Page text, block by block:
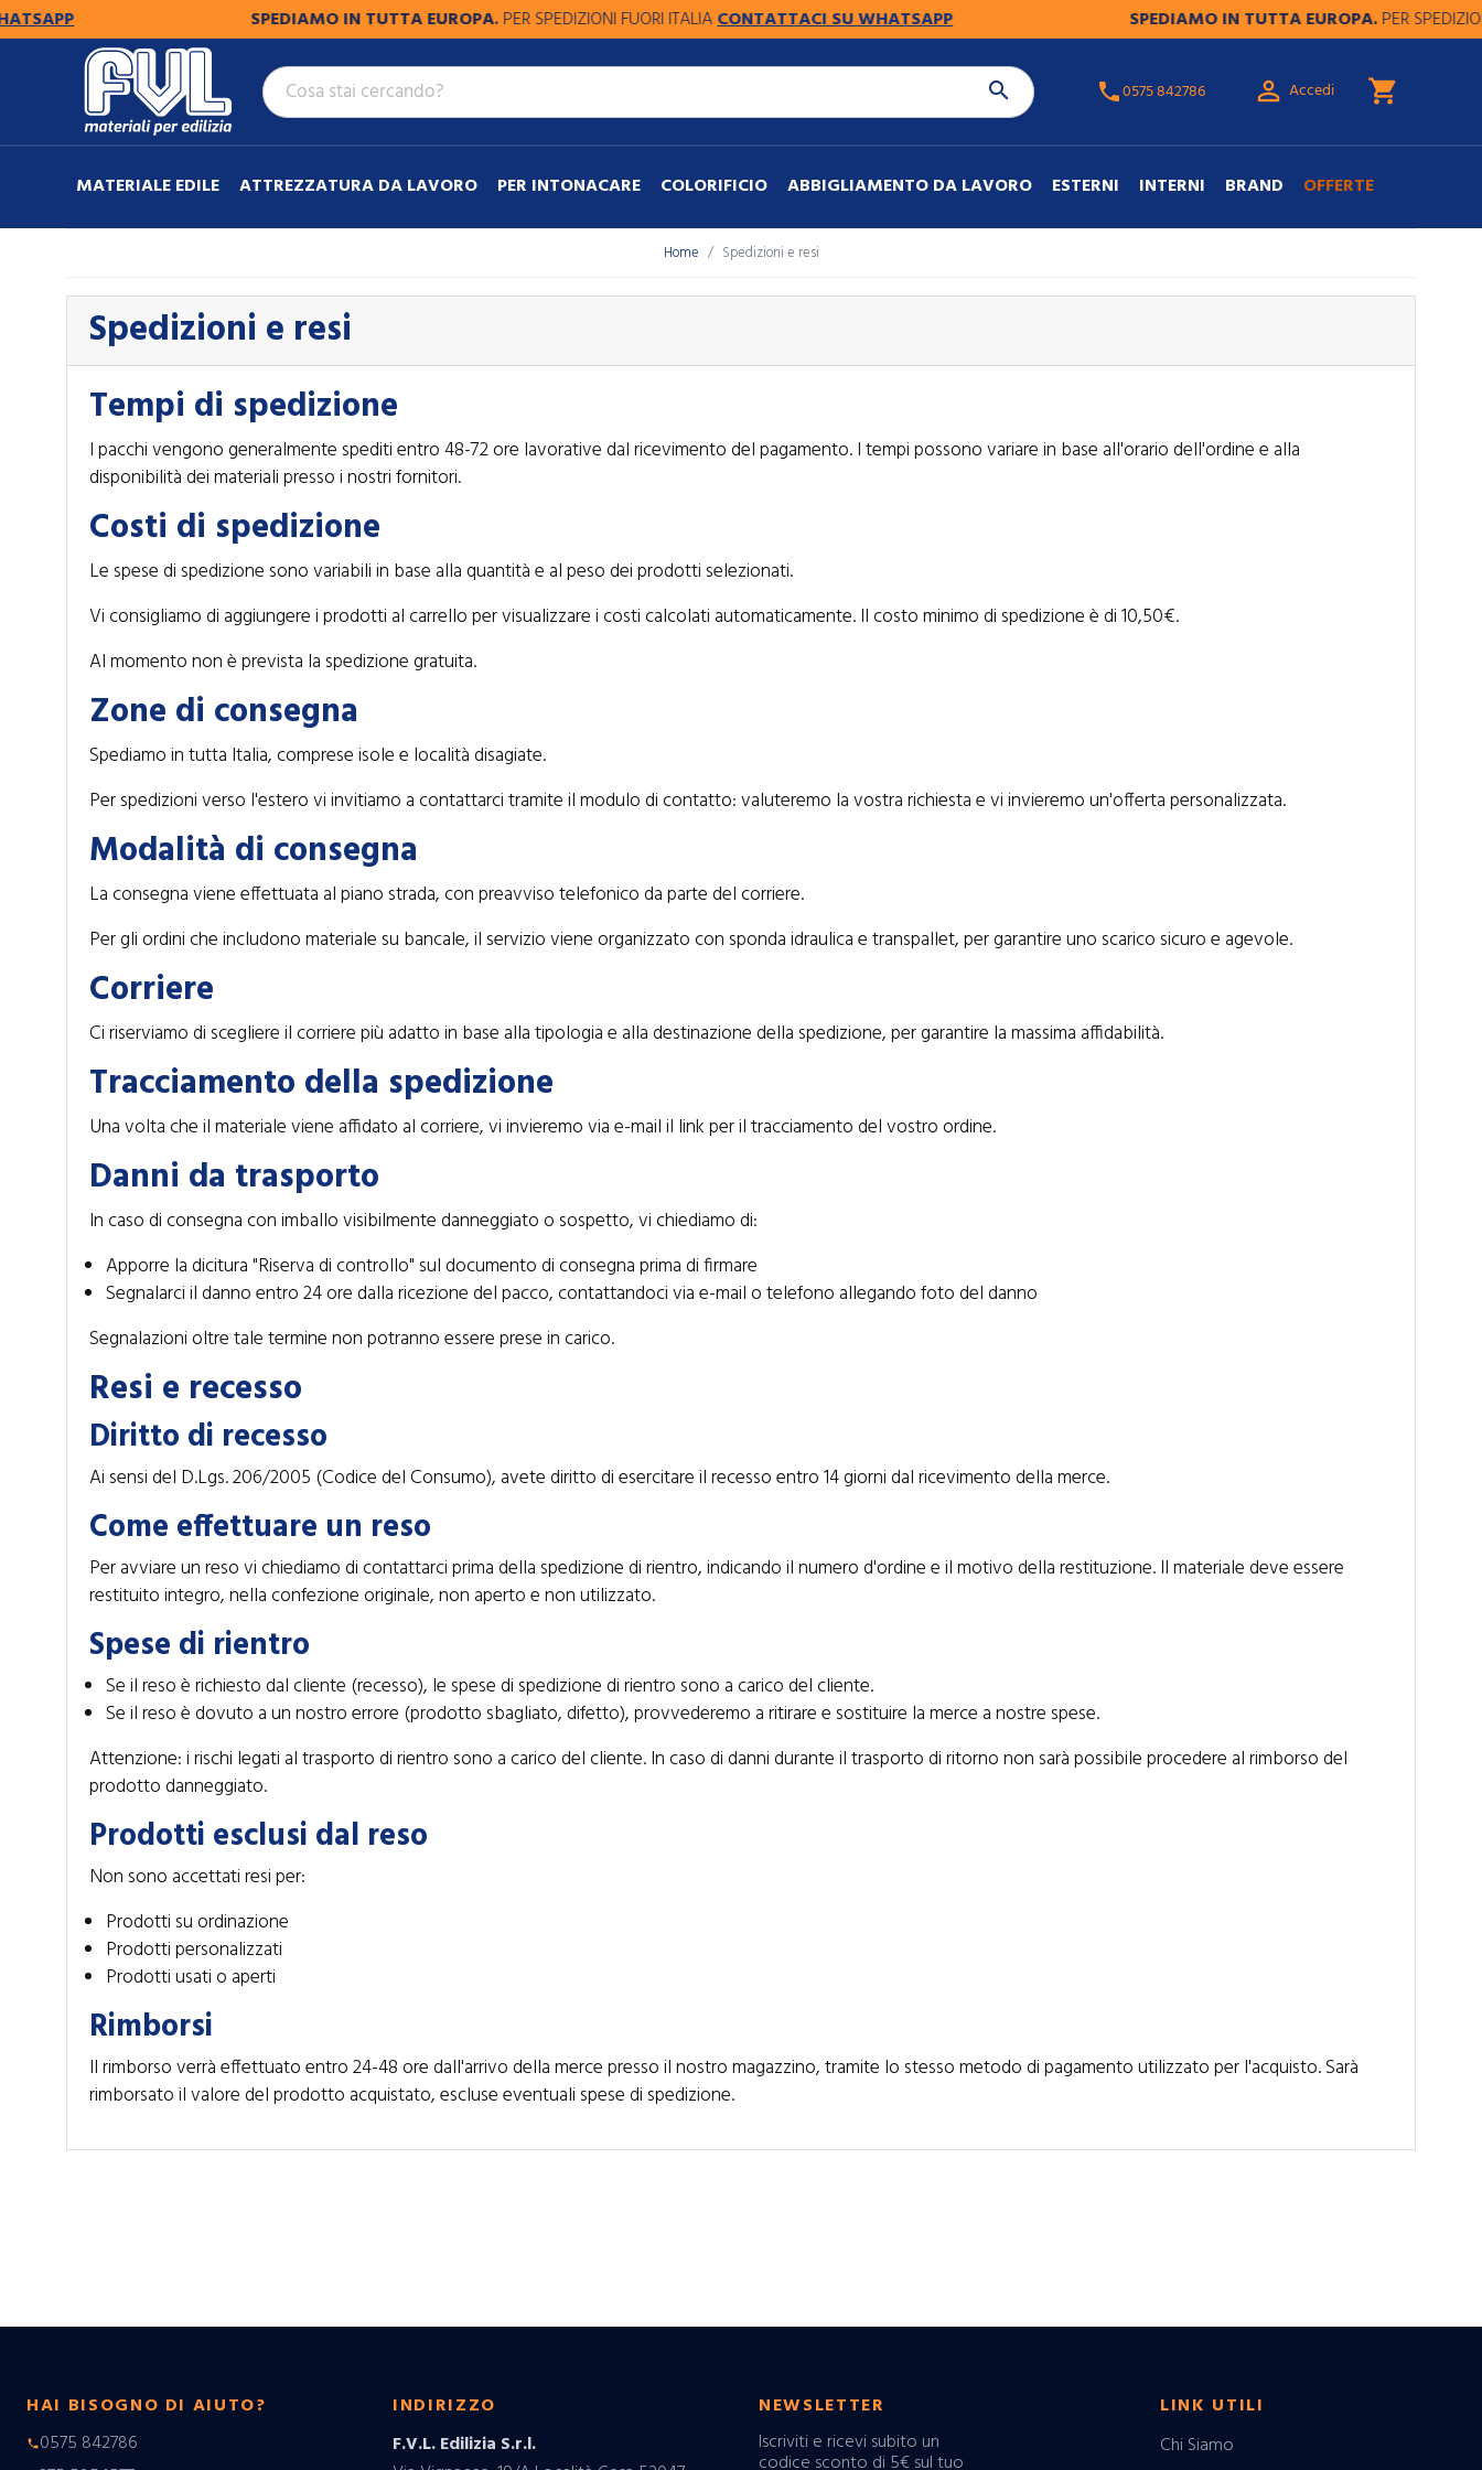
SPEDIAMO IN TUTTA EUROPA.PER SPEDIZIONI FUORI ITALIACONTATTACI SU WHATSAPP SPEDIAMO IN TUTTA EUROPA.PER SPEDIZIONI
 phone0575 842786  Accedi shopping_cart
MATERIALE EDILE ATTREZZATURA DA LAVORO PER INTONACARE COLORIFICIO ABBIGLIAMENTO DA LAVORO ESTERNI INTERNI BRAND OFFERTE
Home Spedizioni e resi
Spedizioni e resi
Tempi di spedizione
I pacchi vengono generalmente spediti entro 48-72 ore lavorative dal ricevimento del pagamento. I tempi possono variare in base all'orario dell'ordine e alla
disponibilità dei materiali presso i nostri fornitori.
Costi di spedizione
Le spese di spedizione sono variabili in base alla quantità e al peso dei prodotti selezionati.
Vi consigliamo di aggiungere i prodotti al carrello per visualizzare i costi calcolati automaticamente. Il costo minimo di spedizione è di 10,50€.
Al momento non è prevista la spedizione gratuita.
Zone di consegna
Spediamo in tutta Italia, comprese isole e località disagiate.
Per spedizioni verso l'estero vi invitiamo a contattarci tramite il modulo di contatto: valuteremo la vostra richiesta e vi invieremo un'offerta personalizzata.
Modalità di consegna
La consegna viene effettuata al piano strada, con preavviso telefonico da parte del corriere.
Per gli ordini che includono materiale su bancale, il servizio viene organizzato con sponda idraulica e transpallet, per garantire uno scarico sicuro e agevole.
Corriere
Ci riserviamo di scegliere il corriere più adatto in base alla tipologia e alla destinazione della spedizione, per garantire la massima affidabilità.
Tracciamento della spedizione
Una volta che il materiale viene affidato al corriere, vi invieremo via e-mail il link per il tracciamento del vostro ordine.
Danni da trasporto
In caso di consegna con imballo visibilmente danneggiato o sospetto, vi chiediamo di:
Apporre la dicitura "Riserva di controllo" sul documento di consegna prima di firmare
Segnalarci il danno entro 24 ore dalla ricezione del pacco, contattandoci via e-mail o telefono allegando foto del danno
Segnalazioni oltre tale termine non potranno essere prese in carico.
Resi e recesso
Diritto di recesso
Ai sensi del D.Lgs. 206/2005 (Codice del Consumo), avete diritto di esercitare il recesso entro 14 giorni dal ricevimento della merce.
Come effettuare un reso
Per avviare un reso vi chiediamo di contattarci prima della spedizione di rientro, indicando il numero d'ordine e il motivo della restituzione. Il materiale deve essere
restituito integro, nella confezione originale, non aperto e non utilizzato.
Spese di rientro
Se il reso è richiesto dal cliente (recesso), le spese di spedizione di rientro sono a carico del cliente.
Se il reso è dovuto a un nostro errore (prodotto sbagliato, difetto), provvederemo a ritirare e sostituire la merce a nostre spese.
Attenzione: i rischi legati al trasporto di rientro sono a carico del cliente. In caso di danni durante il trasporto di ritorno non sarà possibile procedere al rimborso del
prodotto danneggiato.
Prodotti esclusi dal reso
Non sono accettati resi per:
Prodotti su ordinazione
Prodotti personalizzati
Prodotti usati o aperti
Rimborsi
Il rimborso verrà effettuato entro 24-48 ore dall'arrivo della merce presso il nostro magazzino, tramite lo stesso metodo di pagamento utilizzato per l'acquisto. Sarà
rimborsato il valore del prodotto acquistato, escluse eventuali spese di spedizione.
HAI BISOGNO DI AIUTO?
phone0575 842786
INDIRIZZO
F.V.L. Edilizia S.r.l.
NEWSLETTER
Iscriviti e ricevi subito un
codice sconto di 5€ sul tuo
LINK UTILI
Chi Siamo